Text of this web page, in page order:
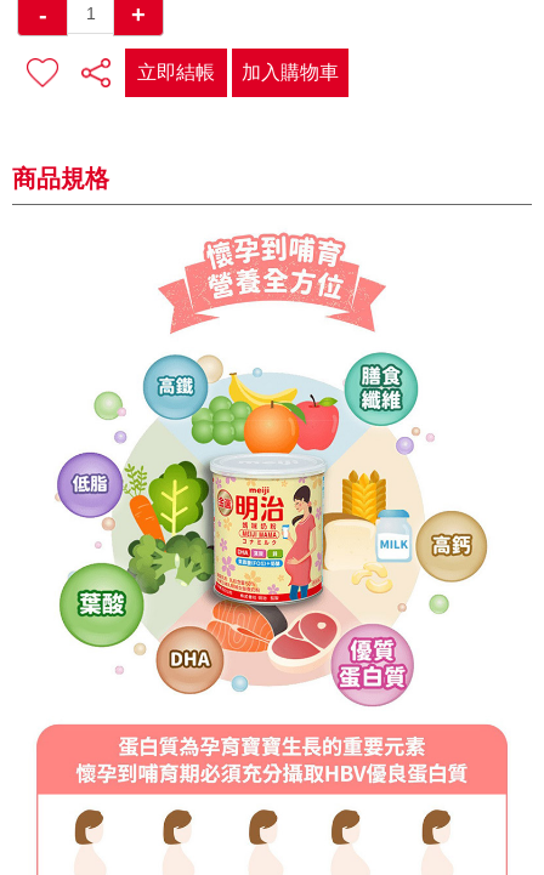
- +
立即結帳 加入購物車
商品規格